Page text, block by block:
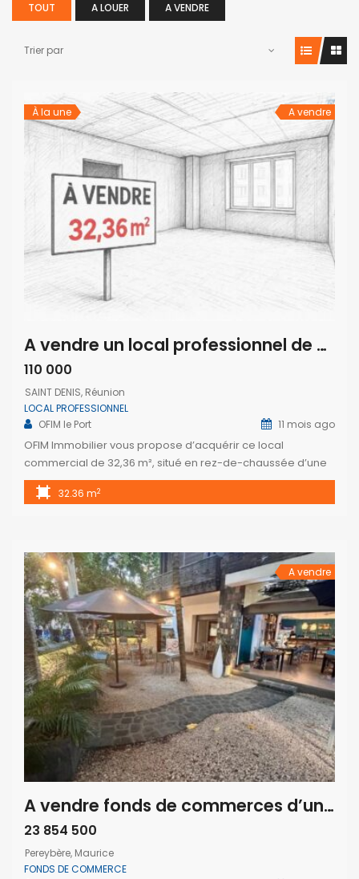
TOUT A LOUER A VENDRE
Trier par
À la une A vendre
A vendre un local professionnel de 32.36m2 avec parking à Saint Denis
110 000
SAINT DENIS, Réunion
LOCAL PROFESSIONNEL
OFIM le Port
11 mois ago
OFIM Immobilier vous propose d’acquérir ce local
commercial de 32,36 m², situé en rez-de-chaussée d’une
résidence neuve, moderne et sécurisée, composée de 12
appartements à Saint-Denis. Ce local est livré brut, prêt à
bénéficie d’un emplacement stratégique, parfait pour […]
32.36 m2
A vendre
A vendre fonds de commerces d’un restaurant à Péreybère île Maurice
23 854 500
Pereybère, Maurice
FONDS DE COMMERCE